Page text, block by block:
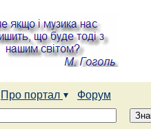
Про портал
Форум